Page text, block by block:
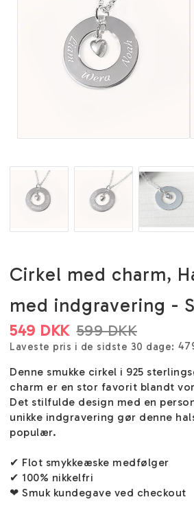
Cirkel med charm,
med indgravering -
599 DKK
549 DKK
Laveste pris i de sidste 30 dage
Denne smukke cirkel i 925
charm er en stor favorit blandt
Det stilfulde design med en
unikke indgravering gør denne
populær.
✔ Flot smykkeæske medfølger
✔ 100% nikkelfri
❤ Smuk kundegave ved checkout